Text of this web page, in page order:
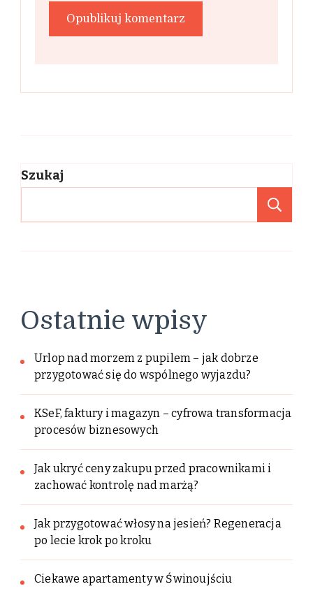
Szukaj
Ostatnie wpisy
Urlop nad morzem z pupilem – jak dobrze
przygotować się do wspólnego wyjazdu?
KSeF, faktury i magazyn – cyfrowa transformacja
procesów biznesowych
Jak ukryć ceny zakupu przed pracownikami i
zachować kontrolę nad marżą?
Jak przygotować włosy na jesień? Regeneracja
po lecie krok po kroku
Ciekawe apartamenty w Świnoujściu